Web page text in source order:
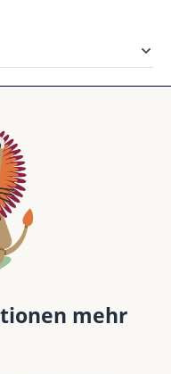
5 von 5 Sternen
mehr